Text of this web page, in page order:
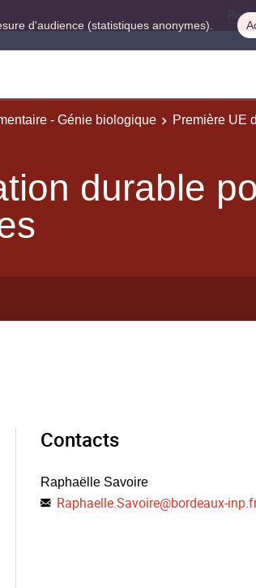
d'audience (statistiques anonymes).
- Génie biologique
Première UE
durable
Contacts
Raphaëlle Savoire
Raphaelle.Savoire@bordeaux-